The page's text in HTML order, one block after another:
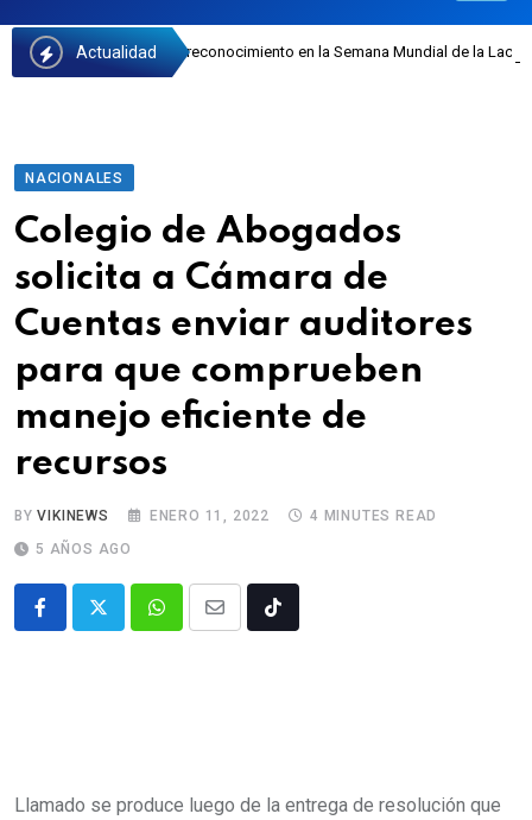
Actualidad
recibe reconocimiento en la Semana Mundial de la Lactancia Materna
NACIONALES
Colegio de Abogados
solicita a Cámara de
Cuentas enviar auditores
para que comprueben
manejo eficiente de
recursos
BYVIKINEWS ENERO 11, 2022
4 MINUTES READ
5 AÑOS AGO
Llamado se produce luego de la entrega de resolución que